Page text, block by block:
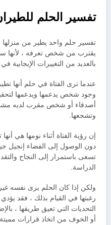
تفسير الحلم
تفسير حلم واحد يطير من
يقترب من شخص تعرفه ، لأنها
بالعديد من التغييرات
عندما ترى الفتاة في حلم أنها
وجود شخص يدعمها ويدعمها
أصدقاء أو شخص مقرب لديه
وتشجعها.
إن رؤية الفتاة أثناء نومها هي
دون الوصول إلى الفضاء إنجيل
تسعى باستمرار إلى النجاح
الدراسة.
ولكن إذا كان الحلم يرى نفسه
رغبتها في القيام بذلك ، فقد
التحديات التي تعيق طريقها ،
أو الخوف من اتخاذ قرارات